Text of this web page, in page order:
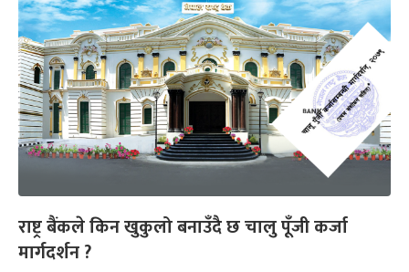
राष्ट्र बैंकले किन खुकुलो बनाउँदै छ चालु पूँजी कर्जा
मार्गदर्शन ?